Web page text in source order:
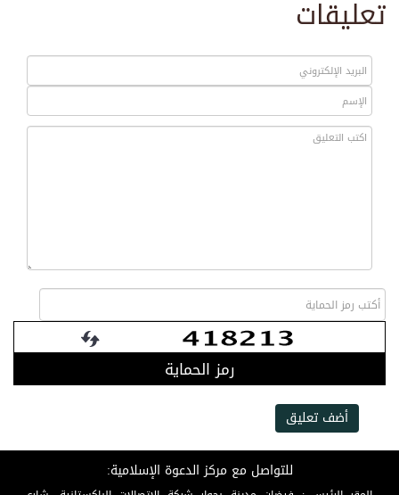
تعليقات
رمز الحماية
أضف تعليق
للتواصل مع مركز الدعوة الإسلامية: